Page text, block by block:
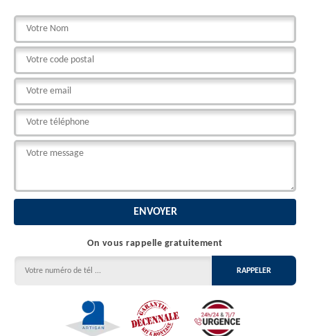
On vous rappelle gratuitement